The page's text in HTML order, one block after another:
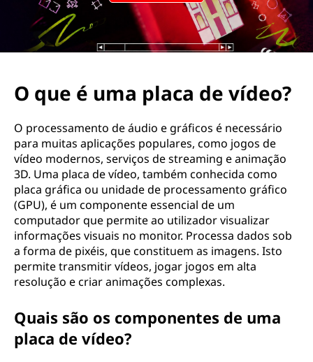
O que é uma placa de vídeo?
O processamento de áudio e gráficos é necessário
para muitas aplicações populares, como jogos de
vídeo modernos, serviços de streaming e animação
3D. Uma placa de vídeo, também conhecida como
placa gráfica ou unidade de processamento gráfico
(GPU), é um componente essencial de um
computador que permite ao utilizador visualizar
informações visuais no monitor. Processa dados sob
a forma de pixéis, que constituem as imagens. Isto
permite transmitir vídeos, jogar jogos em alta
resolução e criar animações complexas.
Quais são os componentes de uma
placa de vídeo?